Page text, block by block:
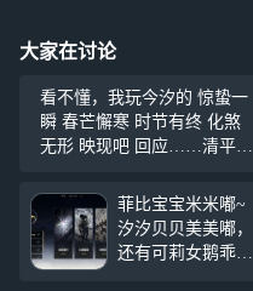
大家在讨论
看不懂，我玩今汐的 惊蛰一
瞬 春芒懈寒 时节有终 化煞
无形 映现吧 回应……清平之
菲比宝宝米米嘟~
汐汐贝贝美美嘟，
还有可莉女鹅乖乖